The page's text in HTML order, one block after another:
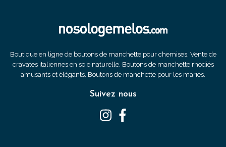
Boutique en ligne de boutons de manchette pour chemises. Vente de
cravates italiennes en soie naturelle. Boutons de manchette rhodiés
amusants et élégants. Boutons de manchette pour les mariés.
Suivez nous